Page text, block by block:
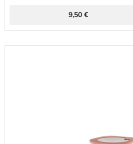
9,50 €